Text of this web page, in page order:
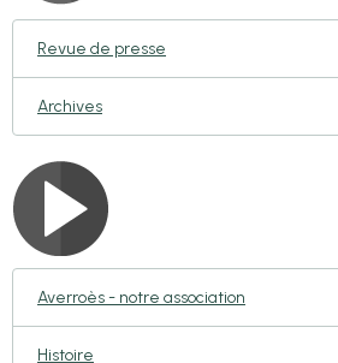
Revue de presse
Archives
Averroès - notre association
Histoire